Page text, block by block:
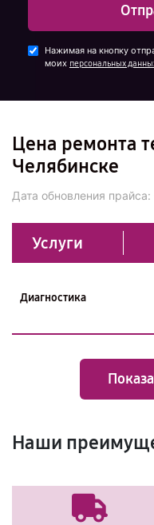
Нажимая на кнопку
моих персональных
Цена ремонта
Челябинске
Дата обновления прайса:
Услуги
Диагностика
Наши